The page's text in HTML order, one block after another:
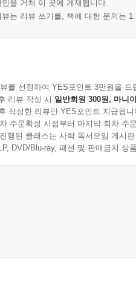
을 거쳐 이 곳에 게재됩니다.
는 리뷰 쓰기를, 책에 대한 문의는
를 선정하여 YES포인트 3만원을 드
리뷰 작성 시 일반회원 300원, 마니
작성한 리뷰만 YES포인트 지급됩니
주문확정 시점부터 마지막 회차 주
행된 클래스는 사락 독서모임 게시
DVD/Blu-ray, 패션 및 판매금지 상